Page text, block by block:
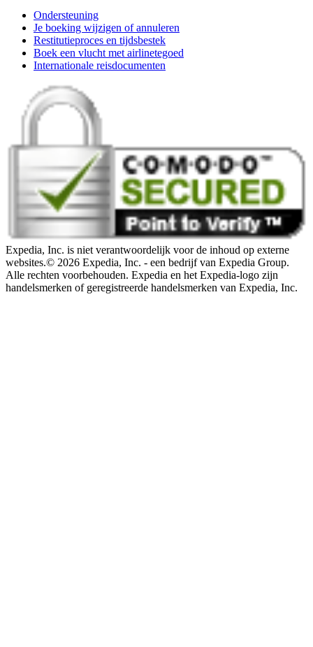
Ondersteuning
Je boeking wijzigen of annuleren
Restitutieproces en tijdsbestek
Boek een vlucht met airlinetegoed
Internationale reisdocumenten
Expedia, Inc. is niet verantwoordelijk voor de inhoud op externe
websites.© 2026 Expedia, Inc. - een bedrijf van Expedia Group.
Alle rechten voorbehouden. Expedia en het Expedia-logo zijn
handelsmerken of geregistreerde handelsmerken van Expedia, Inc.